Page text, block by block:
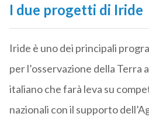
I due progetti di Iride
Iride è uno dei principali
per l’osservazione della Terra
italiano che farà leva su
nazionali con il supporto